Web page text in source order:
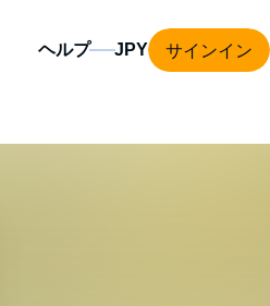
ヘルプ サインイン